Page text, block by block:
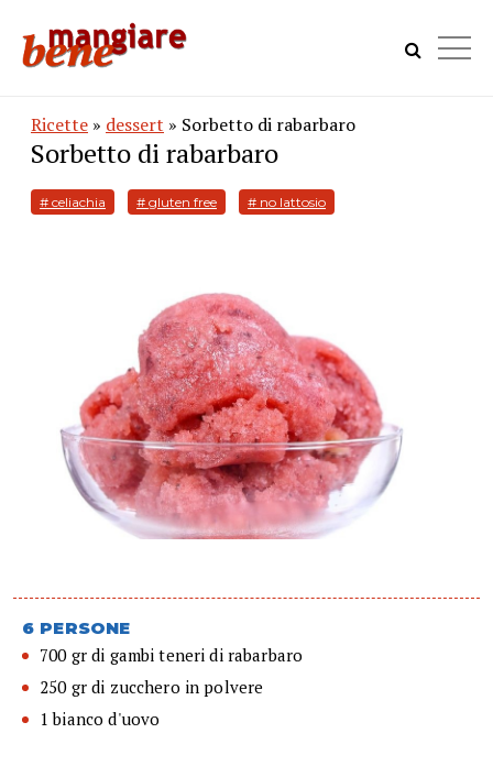
Ricette » dessert » Sorbetto di rabarbaro
Sorbetto di rabarbaro
# celiachia # gluten free # no lattosio
6 PERSONE
700 gr di gambi teneri di rabarbaro
250 gr di zucchero in polvere
1 bianco d'uovo